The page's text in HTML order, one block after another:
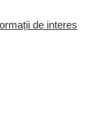
de interes